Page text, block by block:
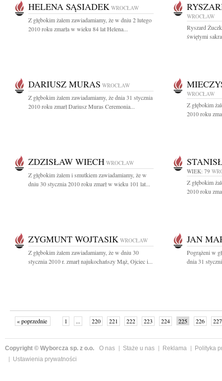
HELENA SĄSIADEK WROCŁAW
Z głębokim żalem zawiadamiamy, że w dniu 2 lutego
2010 roku zmarła w wieku 84 lat Helena...
WROCŁAW
Ryszard
świętymi
DARIUSZ MURAS WROCŁAW
Z głębokim żalem zawiadamiamy, że dnia 31 stycznia
2010 roku zmarł Dariusz Muras Ceremonia...
WROCŁAW
Z głębokim
2010 roku
ZDZISŁAW WIECH WROCŁAW
Z głębokim żalem i smutkiem zawiadamiamy, że w
dniu 30 stycznia 2010 roku zmarł w wieku 101 lat...
WIEK: 79
Z głębokim
2010 roku
ZYGMUNT WOJTASIK WROCŁAW
Z głębokim żalem zawiadamiamy, że w dniu 30
stycznia 2010 r. zmarł najukochańszy Mąż, Ojciec i...
JAN
Pogrążeni w
dnia 31
« poprzednie 1 ... 220 221 222 223 224 225 226
227
Copyright © Wyborcza sp. z o.o. O nas Staże u nas Reklama
Polityka
Ustawienia prywatności